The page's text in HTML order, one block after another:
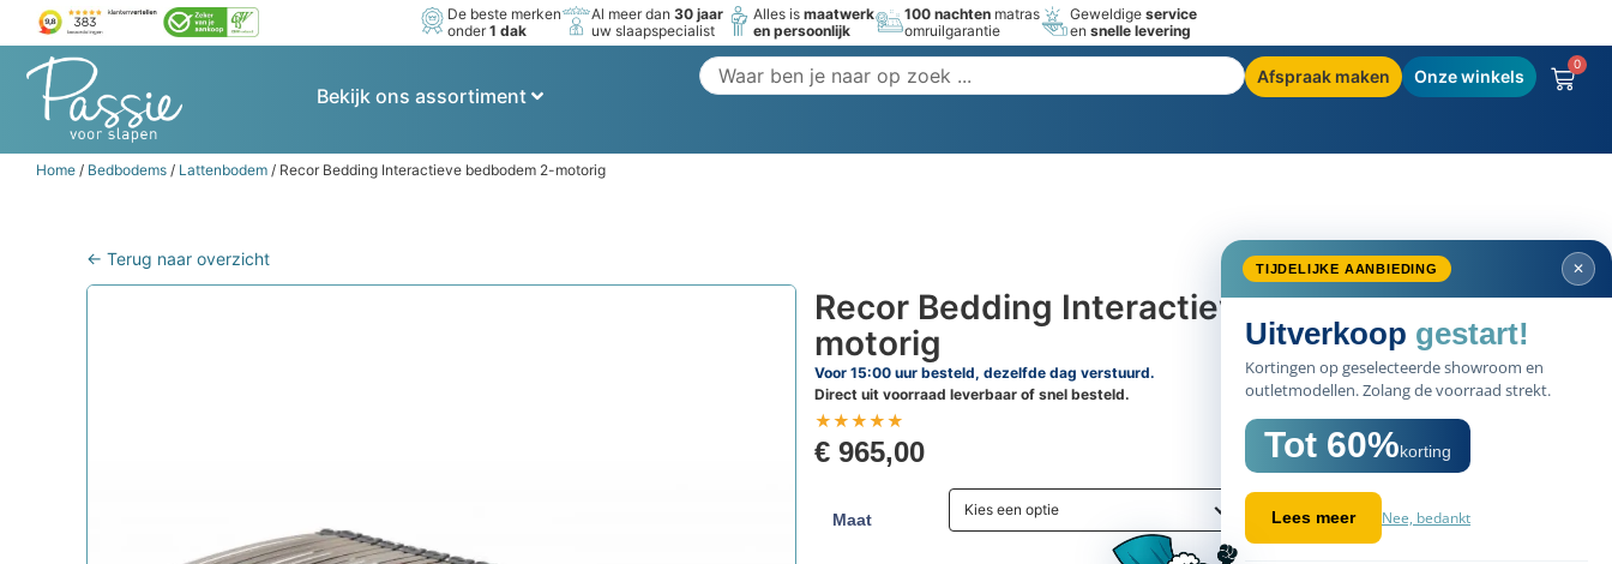
De beste merken
onder1 dak
Al meer dan30 jaar
uw slaapspecialist
Alles ismaatwerk
en persoonlijk
100 nachten matras
omruilgarantie
Geweldigeservice
ensnelle levering
Bekijk ons assortiment
Afspraak maken Onze winkels
0
TIJDELIJKE AANBIEDING ✕
Uitverkoop gestart!
Kortingen op geselecteerde showroom en
outletmodellen. Zolang de voorraad strekt.
Tot 60%korting
Lees meer Nee, bedankt
Home / Bedbodems / Lattenbodem / Recor Bedding Interactieve bedbodem 2-motorig
← Terug naar overzicht
Recor Bedding Interactieve bedbodem 2-
motorig
Voor 15:00 uur besteld, dezelfde dag verstuurd.
Direct uit voorraad leverbaar of snel besteld.
★★★★★
€ 965,00
Maat
Kies een optie